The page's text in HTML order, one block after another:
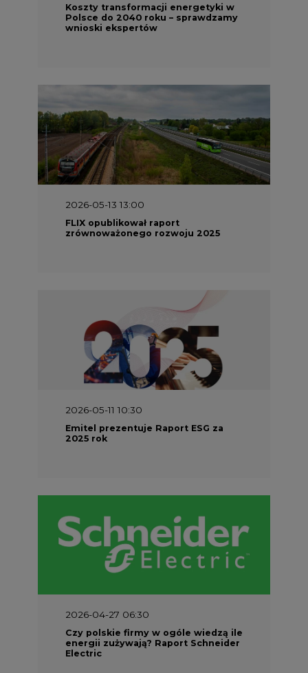
Koszty transformacji energetyki w
Polsce do 2040 roku – sprawdzamy
wnioski ekspertów
2026-05-13 13:00
FLIX opublikował raport
zrównoważonego rozwoju 2025
2026-05-11 10:30
Emitel prezentuje Raport ESG za
2025 rok
2026-04-27 06:30
Czy polskie firmy w ogóle wiedzą ile
energii zużywają? Raport Schneider
Electric